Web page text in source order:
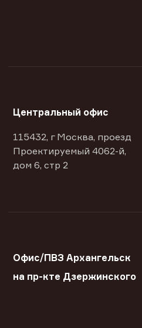
Центральный офис
115432, г Москва, проезд
Проектируемый 4062-й,
дом 6, стр 2
Офис/ПВЗ Архангельск
на пр-кте Дзержинского